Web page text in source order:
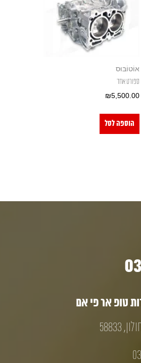
אוֹטוֹבּוּס
ספורט אחד
₪5,500.00
הוספה לסל
טופ אר פי אם